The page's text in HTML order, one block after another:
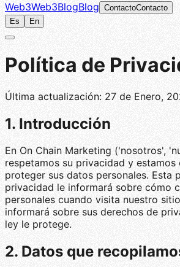
Web3Web3BlogBlog ContactoContacto
Es
En
Política de
Última actualización: 27 de Enero,
1. Introducción
En On Chain Marketing ('nosotros',
respetamos su privacidad y
proteger sus datos personales. Esta
privacidad le informará sobre cómo
personales cuando visita nuestro
informará sobre sus derechos de
ley le protege.
2. Datos que